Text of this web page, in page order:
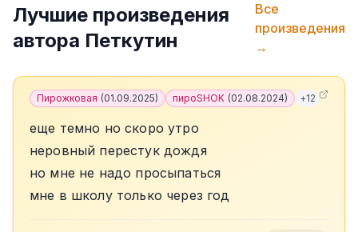
Лучшие произведения
автора Петкутин
Все
произведения
→
Пирожковая (01.09.2025) пироSHOK (02.08.2024) +12
еще темно но скоро утро
неровный перестук дождя
но мне не надо просыпаться
мне в школу только через год